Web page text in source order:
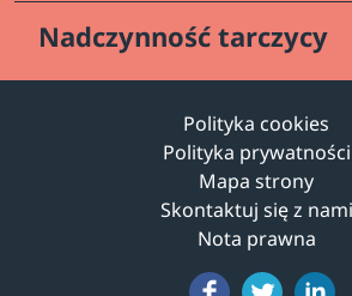
Nadczynność tarczycy
Polityka cookies
Polityka prywatności
Mapa strony
Skontaktuj się z nami
Nota prawna